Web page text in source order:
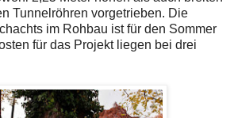
Tunnelröhren vorgetrieben. Die
im Rohbau ist für den Sommer
für das Projekt liegen bei drei